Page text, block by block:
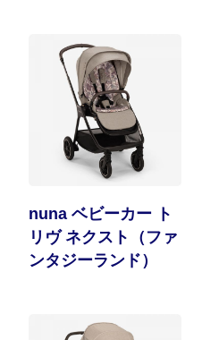
nuna ベビーカー ト
リヴ ネクスト（ファ
ンタジーランド）